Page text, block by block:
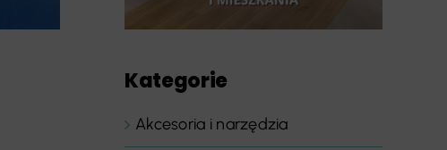
Kategorie
Akcesoria i narzędzia